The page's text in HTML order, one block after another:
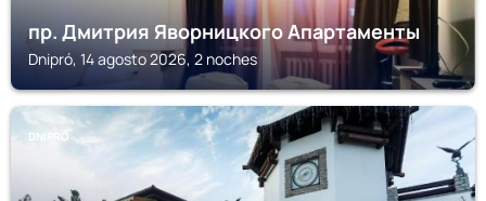
пр. Дмитрия Яворницкого Апартаменты
Dnipró, 14 agosto 2026, 2 noches
DNIPRÓ